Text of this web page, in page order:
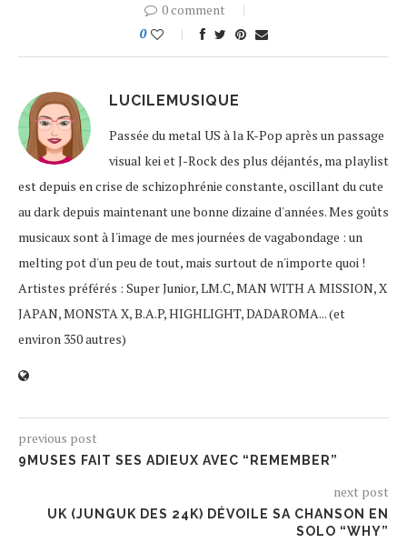
0 comment
0
LUCILEMUSIQUE
Passée du metal US à la K-Pop après un passage
visual kei et J-Rock des plus déjantés, ma playlist
est depuis en crise de schizophrénie constante, oscillant du cute
au dark depuis maintenant une bonne dizaine d'années. Mes goûts
musicaux sont à l'image de mes journées de vagabondage : un
melting pot d'un peu de tout, mais surtout de n'importe quoi !
Artistes préférés : Super Junior, LM.C, MAN WITH A MISSION, X
JAPAN, MONSTA X, B.A.P, HIGHLIGHT, DADAROMA... (et
environ 350 autres)
previous post
9MUSES FAIT SES ADIEUX AVEC “REMEMBER”
next post
UK (JUNGUK DES 24K) DÉVOILE SA CHANSON EN
SOLO “WHY”